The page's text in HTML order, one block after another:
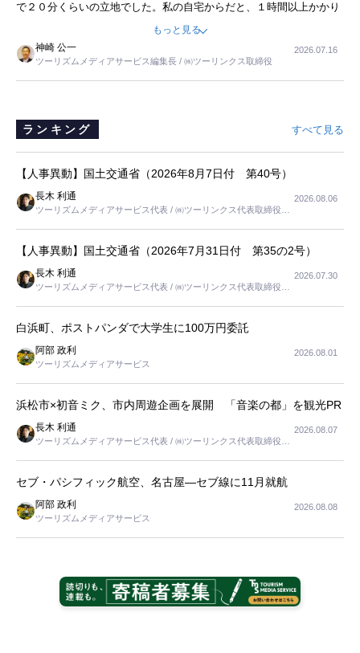
で２０分くらいの立地でした。私の自宅からだと、１時間以上かかり
ました。母の住まいから近いという理由で、その施設を選択したので
すが、私と妹にとっては、半日仕事ででした。シニアの住まい選び
は、当人だけではなく、世話をする家族の足の便も考えない外池ない
と思いました。
もっと見る
神崎 公一
ツーリズムメディアサービス編集長 / ㈱ツーリンクス取締役
2026.07.16
ランキング すべて見る
【人事異動】国土交通省（2026年8月7日付 第40号）
長木 利通
ツーリズムメディアサービス代表 / ㈱ツーリンクス代表取締役社
2026.08.06
【人事異動】国土交通省（2026年7月31日付 第35の2号）
長木 利通
ツーリズムメディアサービス代表 / ㈱ツーリンクス代表取締役社
2026.07.30
白浜町、ポストパンダで大学生に100万円委託
阿部 政利
ツーリズムメディアサービス
2026.08.01
浜松市×初音ミク、市内周遊企画を展開 「音楽の都」を観光PR
長木 利通
ツーリズムメディアサービス代表 / ㈱ツーリンクス代表取締役社
2026.08.07
セブ・パシフィック航空、名古屋―セブ線に11月就航
阿部 政利
ツーリズムメディアサービス
2026.08.08